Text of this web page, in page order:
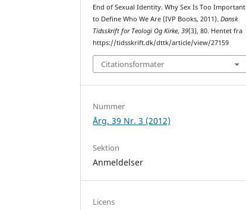
End of Sexual Identity. Why Sex Is Too Important
to Define Who We Are (IVP Books, 2011).Dansk
Tidsskrift for Teologi Og Kirke,39(3), 80. Hentet fra
https://tidsskrift.dk/dttk/article/view/27159
Citationsformater
Nummer
Årg. 39 Nr. 3 (2012)
Sektion
Anmeldelser
Licens